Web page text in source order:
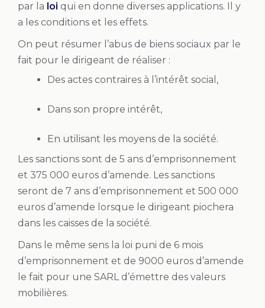
par la loi qui en donne diverses applications. Il y
a les conditions et les effets.
On peut résumer l’abus de biens sociaux par le
fait pour le dirigeant de réaliser :
Des actes contraires à l’intérêt social,
Dans son propre intérêt,
En utilisant les moyens de la société.
Les sanctions sont de 5 ans d’emprisonnement
et 375 000 euros d’amende. Les sanctions
seront de 7 ans d’emprisonnement et 500 000
euros d’amende lorsque le dirigeant piochera
dans les caisses de la société.
Dans le même sens la loi puni de 6 mois
d’emprisonnement et de 9000 euros d’amende
le fait pour une SARL d’émettre des valeurs
mobilières.